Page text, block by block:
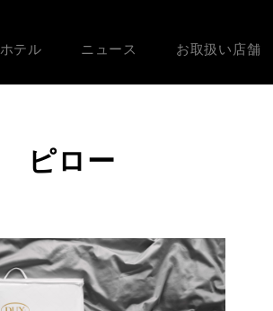
ホテル ニュース お取扱い店舗
ピロー